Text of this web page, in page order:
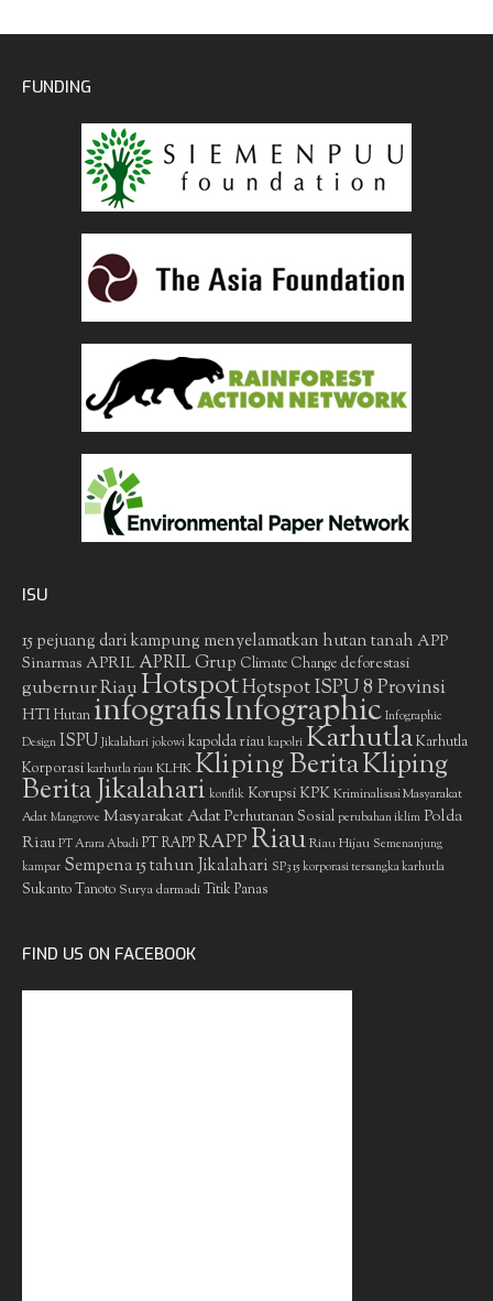
FUNDING
ISU
15 pejuang dari kampung menyelamatkan hutan tanah APP
Sinarmas APRIL APRIL Grup Climate Change deforestasi
gubernur RiauHotspotHotspot ISPU 8 Provinsi
HTIHutan infografisInfographic Infographic
Design ISPU Jikalahari jokowi kapolda riau kapolri KarhutlaKarhutla
Korporasikarhutla riauKLHKKliping BeritaKliping
Berita Jikalahari konflik Korupsi KPKKriminalisasi Masyarakat
Adat Mangrove Masyarakat AdatPerhutanan Sosial perubahan iklim Polda
Riau PT Arara Abadi PT RAPPRAPPRiauRiau Hijau Semenanjung
kampar Sempena 15 tahun Jikalahari SP3 15 korporasi tersangka karhutla
Sukanto Tanoto Surya darmadiTitik Panas
FIND US ON FACEBOOK